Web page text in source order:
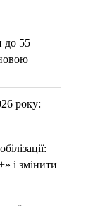
до 55
року:
і змінити